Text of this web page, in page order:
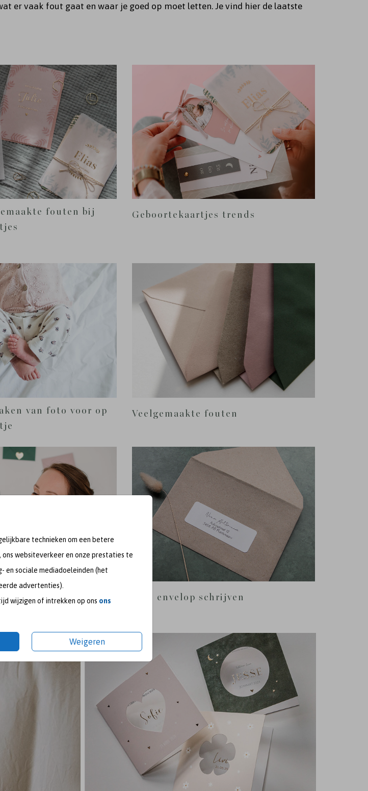
technieken om een betere
websiteverkeer en onze prestaties te
en sociale mediadoeleinden (het
advertenties).
wijzigen of intrekken op ons ons
Weigeren
er vaak fout gaat en waar je goed op moet letten. Je vind hier de laatste
fouten bij
Geboortekaartjes trends
van foto voor op
Veelgemaakte fouten
Tips envelop schrijven